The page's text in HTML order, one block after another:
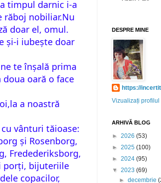
timpul darnic i-a
răboj nobiliar.Nu
doar el, omul.
și-i iubește doar
te înșală prima
oară o face
a noastră
vânturi tăioase:
și Rosenborg,
Fredederiksborg,
porți, bijuteriile
copacilor,
DESPRE MINE
https://
Vizualizați profilul
ARHIVĂ BLOG
► 2026 (53)
► 2025 (100)
► 2024 (95)
▼ 2023 (69)
►decembrie